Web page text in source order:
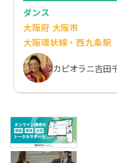
ダンス
大阪府 大阪市
大阪環状線・西九条駅
カピオラニ吉田